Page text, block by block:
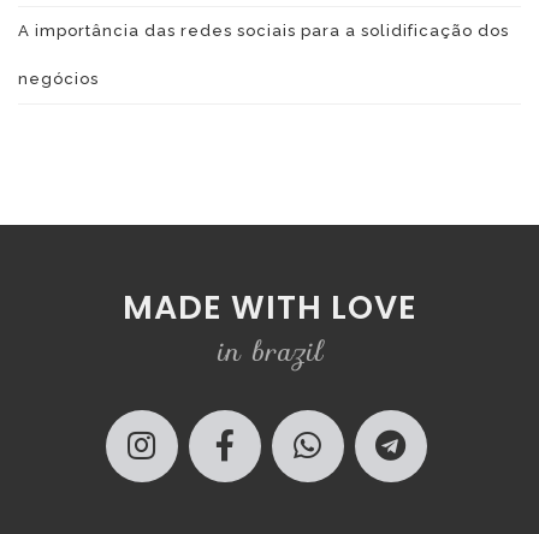
A importância das redes sociais para a solidificação dos
negócios
MADE WITH LOVE
in brazil